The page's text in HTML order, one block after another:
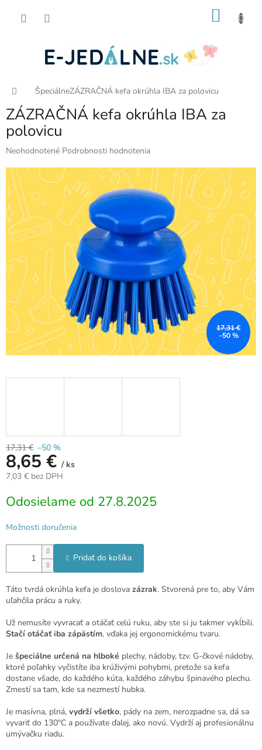
Domov
ŠpeciálneZÁZRAČNÁ kefa okrúhla IBA za polovicu
ZÁZRAČNÁ kefa okrúhla IBA za
polovicu
Priemerné
produktu
je
0,0
z
5
hviezdičiek.
Neohodnotené Podrobnosti hodnotenia
17,31 €
–50 %
17,31 € –50 %
8,65 € / ks
7,03 € bez DPH
cena:
Odosielame od 27.8.2025
Možnosti doručenia
Pridať do košíka
Táto tvrdá okrúhla kefa je doslova zázrak. Stvorená pre to, aby Vám
uľahčila prácu a ruky.
Už nemusíte vyvracať a otáčať celú ruku, aby ste si ju takmer vykĺbili.
Stačí otáčať iba zápästím, vďaka jej ergonomickému tvaru.
Je špeciálne určená na hlboké plechy, nádoby, tzv. G-čkové nádoby,
ktoré poľahky vyčistíte iba krúživými pohybmi, pretože sa kefa
dostane všade, do každého kúta, každého záhybu špinavého plechu.
Zmestí sa tam, kde sa nezmestí hubka.
Je masívna, plná, vydrží všetko, pády na zem, nerozpadne sa, dá sa
vyvariť do 130°C a používate ďalej, ako novú. Vydrží aj profesionálnu
umývačku riadu.